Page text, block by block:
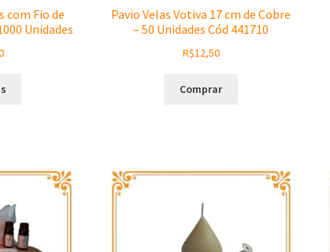
com Fio de
Unidades
Pavio Velas Votiva 17 cm de Cobre
– 50 Unidades Cód 441710
R$12,50
Comprar